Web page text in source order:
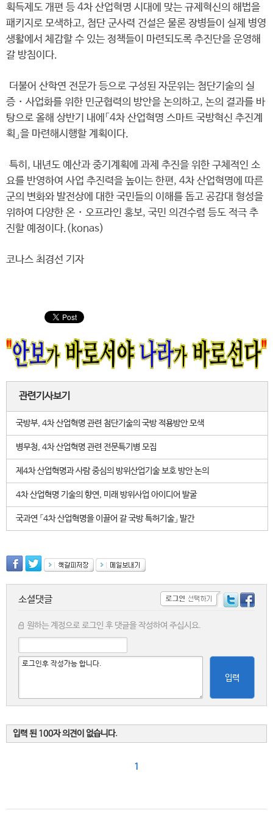
획득제도 개편 등 4차 산업혁명 시대에 맞는 규제혁신의 해법을
패키지로 모색하고, 첨단 군사력 건설은 물론 장병들이 실제 병영
생활에서 체감할 수 있는 정책들이 마련되도록 추진단을 운영해
갈 방침이다.
더불어 산학연 전문가 등으로 구성된 자문위는 첨단기술의 실
증・사업화를 위한 민군협력의 방안을 논의하고, 논의 결과를 바
탕으로 올해 상반기 내에「4차 산업혁명 스마트 국방혁신 추진계
획」을 마련해시행할 계획이다.
특히, 내년도 예산과 중기계획에 과제 추진을 위한 구체적인 소
요를 반영하여 사업 추진력을 높이는 한편, 4차 산업혁명에 따른
군의 변화와 발전상에 대한 국민들의 이해를 돕고 공감대 형성을
위하여 다양한 온・오프라인 홍보, 국민 의견수렴 등도 적극 추
진할 예정이다.(konas)
코나스 최경선 기자
관련기사보기
국방부, 4차 산업혁명 관련 첨단기술의 국방 적용방안 모색
병무청, 4차 산업혁명 관련 전문특기병 모집
제4차 산업혁명과 사람 중심의 방위산업기술 보호 방안 논의
4차 산업혁명 기술의 향연, 미래 방위사업 아이디어 발굴
국과연 「4차 산업혁명을 이끌어 갈 국방 특허기술」 발간
소셜댓글
원하는 계정으로 로그인 후 댓글을 작성하여 주십시요.
입력
입력 된 100자 의견이 없습니다.
1